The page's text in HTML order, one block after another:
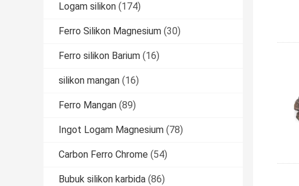
Logam silikon (174)
Ferro Silikon Magnesium (30)
Ferro silikon Barium (16)
silikon mangan (16)
Ferro Mangan (89)
Ingot Logam Magnesium (78)
Carbon Ferro Chrome (54)
Bubuk silikon karbida (86)